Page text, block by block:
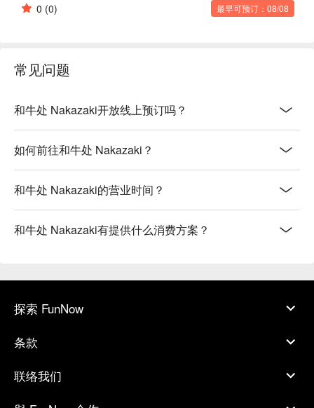
0 (0) 最早可预订：08/08
常见问题
和牛处 Nakazaki开放线上预订吗？
如何前往和牛处 Nakazaki？
和牛处 Nakazaki的营业时间？
和牛处 Nakazaki有提供什么消费方案？
探索 FunNow
条款
联络我们